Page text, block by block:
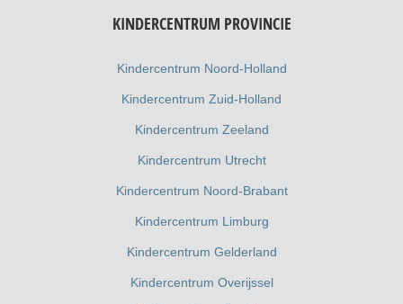
KINDERCENTRUM PROVINCIE
Kindercentrum Noord-Holland
Kindercentrum Zuid-Holland
Kindercentrum Zeeland
Kindercentrum Utrecht
Kindercentrum Noord-Brabant
Kindercentrum Limburg
Kindercentrum Gelderland
Kindercentrum Overijssel